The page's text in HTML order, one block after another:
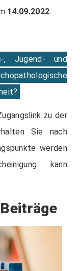
14.09.2022:
, Jugend- und
zu der
Sie nach
werden
kann